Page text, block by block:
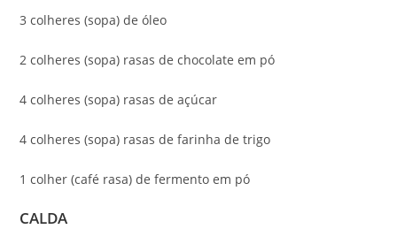
3 colheres (sopa) de óleo
2 colheres (sopa) rasas de chocolate em pó
4 colheres (sopa) rasas de açúcar
4 colheres (sopa) rasas de farinha de trigo
1 colher (café rasa) de fermento em pó
CALDA